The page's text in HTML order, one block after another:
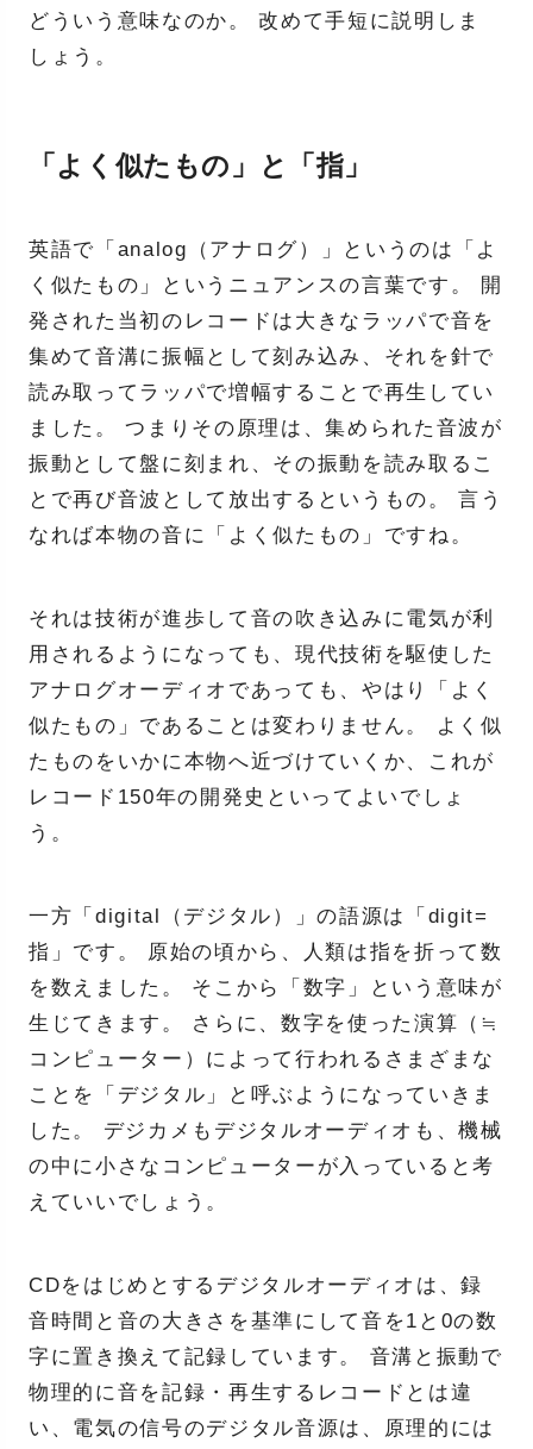
どういう意味なのか。 改めて手短に説明しま
しょう。
「よく似たもの」と「指」
英語で「analog（アナログ）」というのは「よ
く似たもの」というニュアンスの言葉です。 開
発された当初のレコードは大きなラッパで音を
集めて音溝に振幅として刻み込み、それを針で
読み取ってラッパで増幅することで再生してい
ました。 つまりその原理は、集められた音波が
振動として盤に刻まれ、その振動を読み取るこ
とで再び音波として放出するというもの。 言う
なれば本物の音に「よく似たもの」ですね。
それは技術が進歩して音の吹き込みに電気が利
用されるようになっても、現代技術を駆使した
アナログオーディオであっても、やはり「よく
似たもの」であることは変わりません。 よく似
たものをいかに本物へ近づけていくか、これが
レコード150年の開発史といってよいでしょ
う。
一方「digital（デジタル）」の語源は「digit=
指」です。 原始の頃から、人類は指を折って数
を数えました。 そこから「数字」という意味が
生じてきます。 さらに、数字を使った演算（≒
コンピューター）によって行われるさまざまな
ことを「デジタル」と呼ぶようになっていきま
した。 デジカメもデジタルオーディオも、機械
の中に小さなコンピューターが入っていると考
えていいでしょう。
CDをはじめとするデジタルオーディオは、録
音時間と音の大きさを基準にして音を1と0の数
字に置き換えて記録しています。 音溝と振動で
物理的に音を記録・再生するレコードとは違
い、電気の信号のデジタル音源は、原理的には